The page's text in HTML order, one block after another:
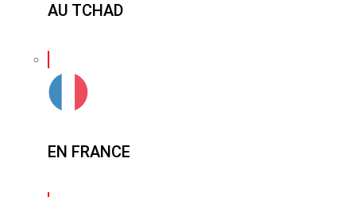
AU TCHAD
EN FRANCE